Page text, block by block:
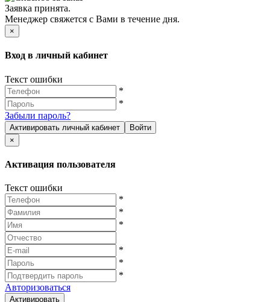
Заявка принята.
Менеджер свяжется с Вами в течение дня.
×
Вход в личный кабинет
Текст ошибки
*
*
Забыли пароль?
Активировать личный кабинет
Войти
×
Активация пользователя
Текст ошибки
*
*
*
*
*
*
Авторизоваться
Активировать